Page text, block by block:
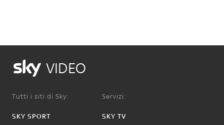
VIDEO
Tutti i siti di Sky:
SKY SPORT
Servizi:
SKY TV